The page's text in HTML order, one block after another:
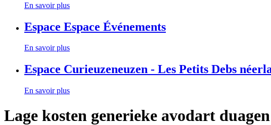
En savoir plus
Espace Espace Événements
En savoir plus
Espace Curieuzeneuzen - Les Petits Debs
En savoir plus
Lage kosten generieke avodart